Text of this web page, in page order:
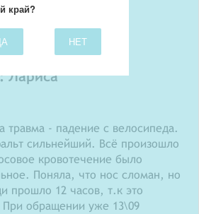
носа?
Лариса
травма - падение с велосипеда.
сильнейший. Всё произошло
кровотечение было
Поняла, что нос сломан, но
прошло 12 часов, т.к это
обращении уже 13\09
край?
НЕТ